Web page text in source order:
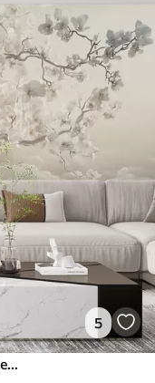
5